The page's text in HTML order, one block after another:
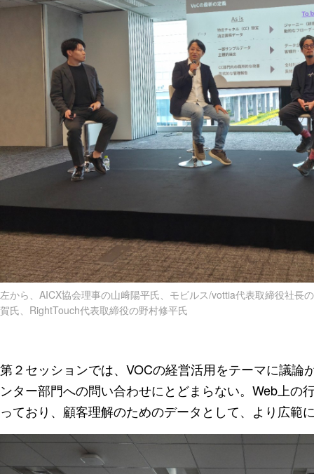
左から、AICX協会理事の山﨑陽平氏、モビルス/vottia代表取締役社長
賀氏、RightTouch代表取締役の野村修平氏
第２セッションでは、VOCの経営活用をテーマに議論
ンター部門への問い合わせにとどまらない。Web上の
っており、顧客理解のためのデータとして、より広